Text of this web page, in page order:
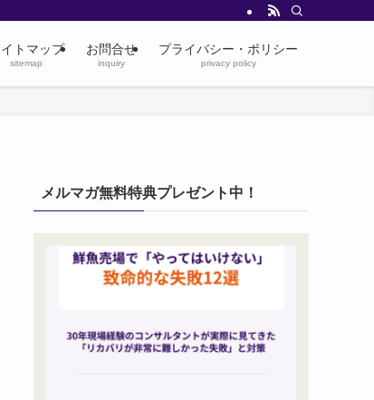
トマップ
sitemap
お問合せ
inquiry
プライバシー・ポリシー
privacy policy
メルマガ無料特典プレゼント中！